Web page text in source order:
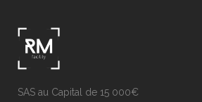
SAS au Capital de 15 000€